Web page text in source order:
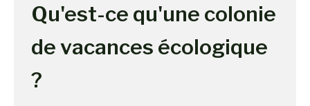
Qu'est-ce qu'une colonie
de vacances écologique
?